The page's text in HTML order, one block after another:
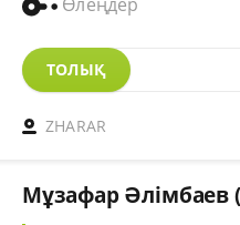
ТОЛЫҚ
ZHARAR
Мұзафар Әлімбаев